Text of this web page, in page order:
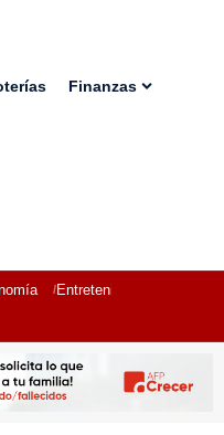
Finanzas
Entretenimiento